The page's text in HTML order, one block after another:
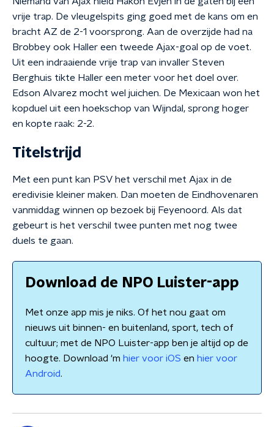
vrije trap. De vleugelspits ging goed met de kans om en
bracht AZ de 2-1 voorsprong. Aan de overzijde had na
Brobbey ook Haller een tweede Ajax-goal op de voet.
Uit een indraaiende vrije trap van invaller Steven
Berghuis tikte Haller een meter voor het doel over.
Edson Alvarez mocht wel juichen. De Mexicaan won het
kopduel uit een hoekschop van Wijndal, sprong hoger
en kopte raak: 2-2.
Titelstrijd
Met een punt kan PSV het verschil met Ajax in de
eredivisie kleiner maken. Dan moeten de Eindhovenaren
vanmiddag winnen op bezoek bij Feyenoord. Als dat
gebeurt is het verschil twee punten met nog twee
duels te gaan.
Download de NPO Luister-app
Met onze app mis je niks. Of het nou gaat om
nieuws uit binnen- en buitenland, sport, tech of
cultuur; met de NPO Luister-app ben je altijd op de
hoogte. Download 'm hier voor iOS en hier voor
Android.